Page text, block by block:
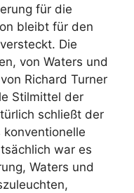
für die
bleibt für den
Die
von Waters und
Richard Turner
Stilmittel der
schließt der
konventionelle
war es
Waters und